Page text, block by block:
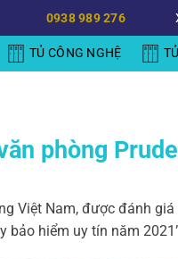
0938 989 276
TỦ CÔNG NGHỆ
phòng
Việt Nam, được đánh
bảo hiểm uy tín năm